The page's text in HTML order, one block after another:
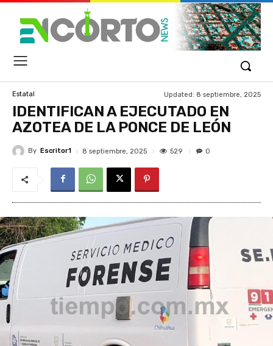
Estatal Updated: 8 septiembre, 2025
IDENTIFICAN A EJECUTADO EN
AZOTEA DE LA PONCE DE LEÓN
By Escritor1 8 septiembre, 2025 529 0